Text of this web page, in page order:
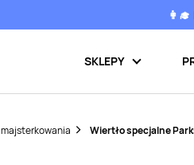
SKLEPY
Wiertło specjalne